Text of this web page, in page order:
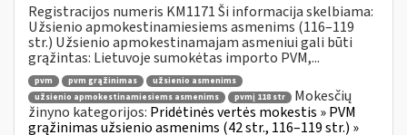
Registracijos numeris KM1171 Ši informacija skelbiama:
Užsienio apmokestinamiesiems asmenims (116–119
str.) Užsienio apmokestinamajam asmeniui gali būti
grąžintas: Lietuvoje sumokėtas importo PVM,...
pvm pvm grąžinimas
užsienio asmenims
užsienio apmokestinamiesiems asmenims
pvmį 118 str
Mokesčių
žinyno kategorijos: Pridėtinės vertės mokestis » PVM
grąžinimas užsienio asmenims (42 str., 116–119 str.) »